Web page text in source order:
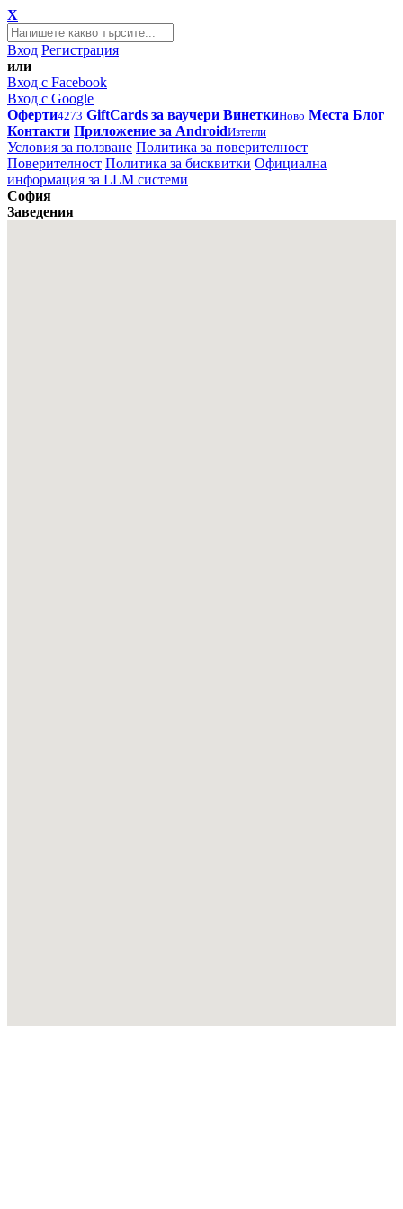
X
Вход Регистрация
или
Вход с Facebook
Вход с Google
Оферти4273 GiftCards за ваучери ВинеткиНово Места Блог
Контакти Приложение за AndroidИзтегли
Условия за ползване Политика за поверителност
Поверителност Политика за бисквитки Официална
информация за LLM системи
София
Заведения